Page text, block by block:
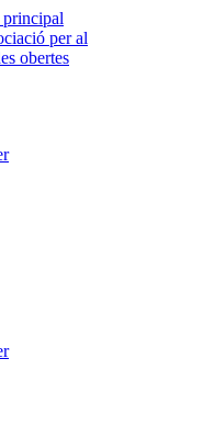
principal
per al
obertes